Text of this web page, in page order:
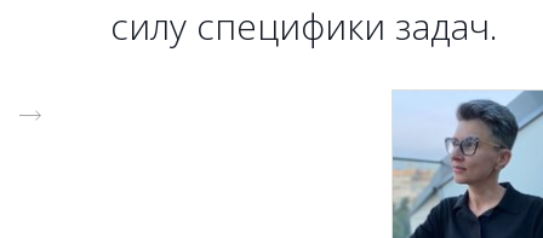
силу специфики задач.